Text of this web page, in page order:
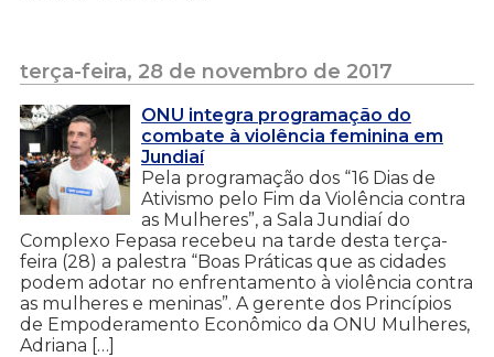
terça-feira, 28 de novembro de 2017
ONU integra programação do
combate à violência feminina em
Jundiaí
Pela programação dos “16 Dias de
Ativismo pelo Fim da Violência contra
as Mulheres”, a Sala Jundiaí do
Complexo Fepasa recebeu na tarde desta terça-
feira (28) a palestra “Boas Práticas que as cidades
podem adotar no enfrentamento à violência contra
as mulheres e meninas”. A gerente dos Princípios
de Empoderamento Econômico da ONU Mulheres,
Adriana […]